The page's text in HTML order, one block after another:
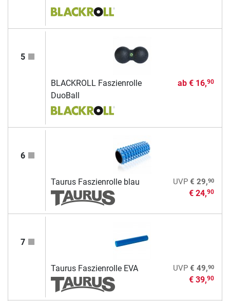
5
BLACKROLL Faszienrolle
DuoBall
ab € 16,90
6
Taurus Faszienrolle blau UVP € 29,90
€ 24,90
7
Taurus Faszienrolle EVA UVP € 49,90
€ 39,90